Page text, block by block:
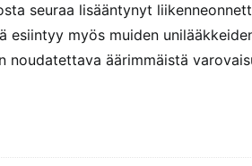
seuraa lisääntynyt
esiintyy myös muiden
noudatettava äärimmäistä